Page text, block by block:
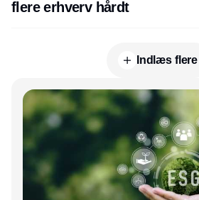
flere erhverv hårdt
Indlæs flere
Annonce